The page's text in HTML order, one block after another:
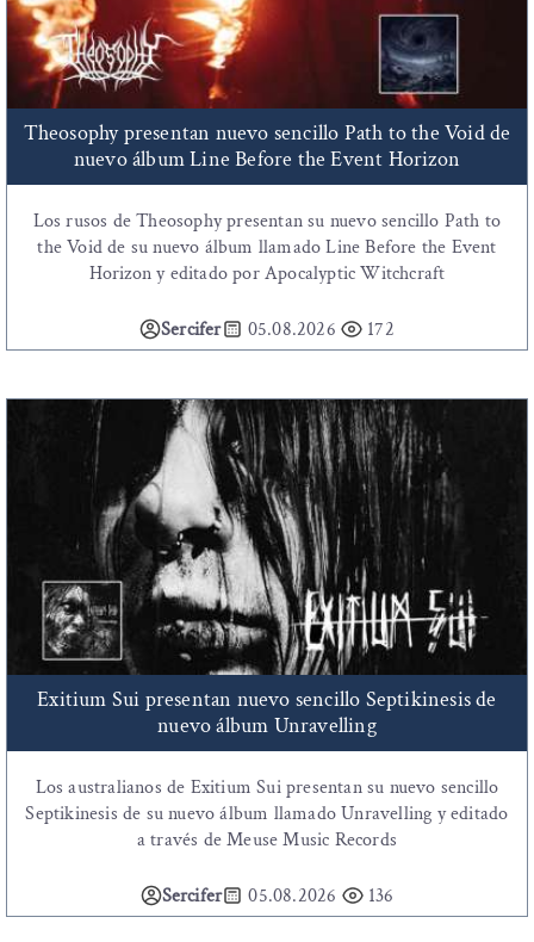
Theosophy presentan nuevo sencillo Path to the Void de
nuevo álbum Line Before the Event Horizon
Los rusos de Theosophy presentan su nuevo sencillo Path to
the Void de su nuevo álbum llamado Line Before the Event
Horizon y editado por Apocalyptic Witchcraft
Sercifer 05.08.2026 172
Exitium Sui presentan nuevo sencillo Septikinesis de
nuevo álbum Unravelling
Los australianos de Exitium Sui presentan su nuevo sencillo
Septikinesis de su nuevo álbum llamado Unravelling y editado
a través de Meuse Music Records
Sercifer 05.08.2026 136